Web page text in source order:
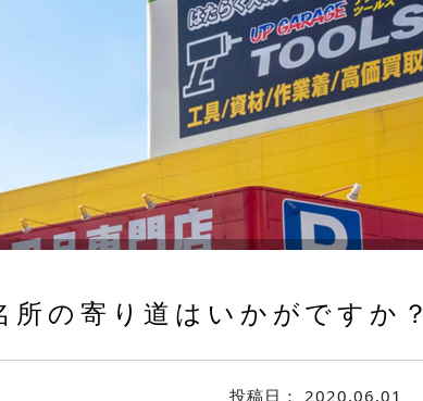
所の寄り道はいかがですか？
投稿日： 2020.06.01